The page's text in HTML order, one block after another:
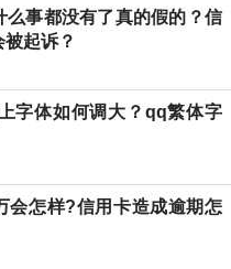
么事都没有了真的假的？信
起诉？
字体如何调大？qq繁体字
会怎样?信用卡造成逾期怎